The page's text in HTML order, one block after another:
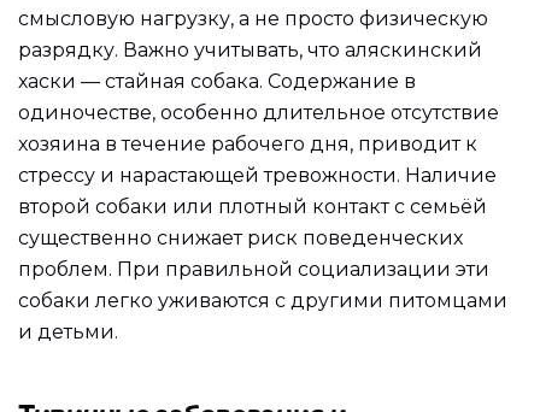
смысловую нагрузку, а не просто физическую
разрядку. Важно учитывать, что аляскинский
хаски — стайная собака. Содержание в
одиночестве, особенно длительное отсутствие
хозяина в течение рабочего дня, приводит к
стрессу и нарастающей тревожности. Наличие
второй собаки или плотный контакт с семьёй
существенно снижает риск поведенческих
проблем. При правильной социализации эти
собаки легко уживаются с другими питомцами
и детьми.